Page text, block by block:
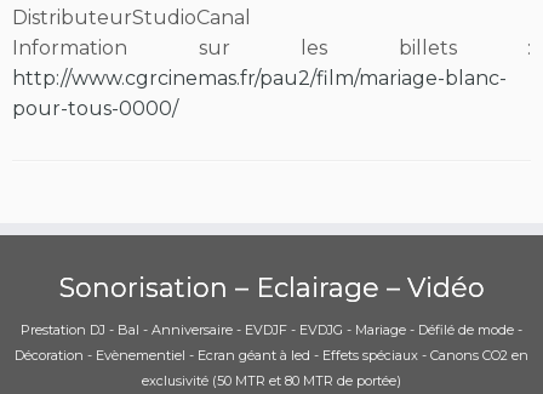
DistributeurStudioCanal
Information sur les billets :
http://www.cgrcinemas.fr/pau2/film/mariage-blanc-
pour-tous-0000/
Sonorisation – Eclairage – Vidéo
Prestation DJ - Bal - Anniversaire - EVDJF - EVDJG - Mariage - Défilé de mode -
Décoration - Evènementiel - Ecran géant à led - Effets spéciaux - Canons CO2 en
exclusivité (50 MTR et 80 MTR de portée)